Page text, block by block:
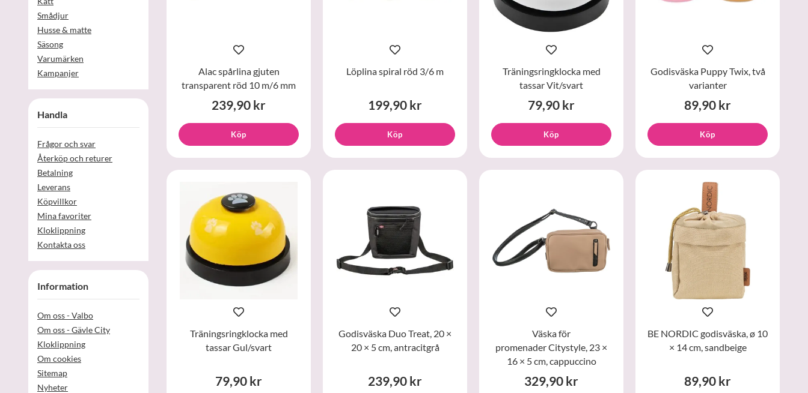
Smådjur
Husse & matte
Säsong
Varumärken
Kampanjer
Handla
Frågor och svar
Återköp och returer
Betalning
Leverans
Köpvillkor
Mina favoriter
Kloklippning
Kontakta oss
Information
Om oss - Valbo
Om oss - Gävle City
Kloklippning
Om cookies
Sitemap
Nyheter
Alac spårlina gjuten
transparent röd 10 m/6 mm
239,90 kr
Köp
Löplina spiral röd 3/6 m
199,90 kr
Köp
Träningsringklocka med
tassar Vit/svart
79,90 kr
Köp
Godisväska Puppy Twix, två
varianter
89,90 kr
Köp
Träningsringklocka med
tassar Gul/svart
79,90 kr
Godisväska Duo Treat, 20 ×
20 × 5 cm, antracitgrå
239,90 kr
Väska för
promenader Citystyle, 23 ×
16 × 5 cm, cappuccino
329,90 kr
BE NORDIC godisväska, ø 10
× 14 cm, sandbeige
89,90 kr